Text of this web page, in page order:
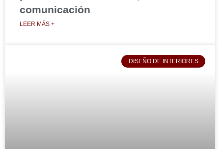
comunicación
LEER MÁS +
DISEÑO DE INTERIORES